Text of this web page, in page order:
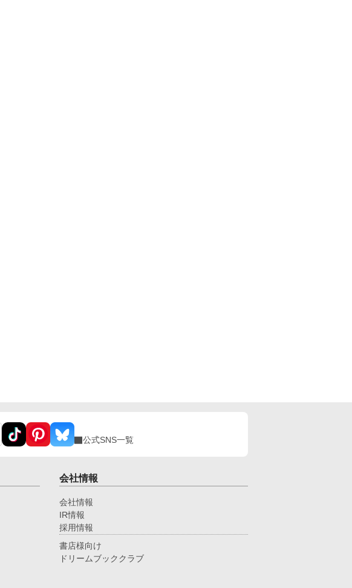
公式SNS一覧
会社情報
会社情報
IR情報
採用情報
書店様向け
ドリームブッククラブ